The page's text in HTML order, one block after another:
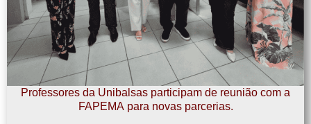
Professores da Unibalsas participam de reunião com a
FAPEMA para novas parcerias.